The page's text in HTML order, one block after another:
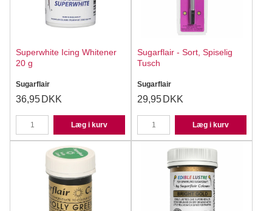
Superwhite Icing Whitener
20 g
Sugarflair
36,95 DKK
Læg i kurv
Sugarflair - Sort, Spiselig
Tusch
Sugarflair
29,95 DKK
Læg i kurv